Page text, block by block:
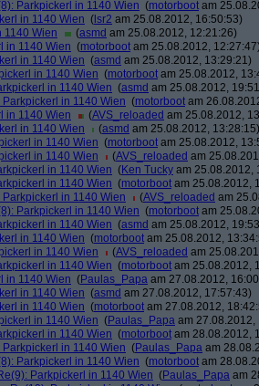
Parkpickerl in 1140 Wien (motorboot am
in 1140 Wien ( lsr2 am 25.08.2012, 16:50:53)
1140 Wien
(asmd am 25.08.2012, 12:21:26)
in 1140 Wien (motorboot am 25.08.2012,
in 1140 Wien (asmd am 25.08.2012, 13:29:21)
in 1140 Wien (motorboot am 25.08.2012,
in 1140 Wien (asmd am 25.08.2012,
Parkpickerl in 1140 Wien (motorboot am
in 1140 Wien
(AVS_reloaded am 25.08.2012,
in 1140 Wien
(asmd am 25.08.2012, 13:28:15)
in 1140 Wien (motorboot am 25.08.2012,
in 1140 Wien
(AVS_reloaded am
in 1140 Wien (Ken Tucky am 25.08.2012,
in 1140 Wien (motorboot am 25.08.2012,
Parkpickerl in 1140 Wien
(AVS_reloaded am
Parkpickerl in 1140 Wien (motorboot am
in 1140 Wien (asmd am 25.08.2012,
in 1140 Wien (motorboot am 25.08.2012,
in 1140 Wien
(AVS_reloaded am
in 1140 Wien (motorboot am 25.08.2012,
in 1140 Wien (Paulas_Papa am 27.08.2012,
in 1140 Wien (asmd am 27.08.2012, 17:57:43)
in 1140 Wien (motorboot am 27.08.2012,
in 1140 Wien (Paulas_Papa am 27.08.2012,
in 1140 Wien (motorboot am 28.08.2012,
Parkpickerl in 1140 Wien (Paulas_Papa am
Parkpickerl in 1140 Wien (motorboot am
Parkpickerl in 1140 Wien (Paulas_Papa am